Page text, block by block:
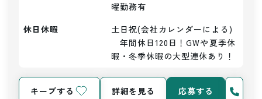
曜勤務有
休日休暇
土日祝(会社カレンダーによる)
年間休日120日！GWや夏季休
暇・冬季休暇の大型連休あり！
キープする 詳細を見る 応募する